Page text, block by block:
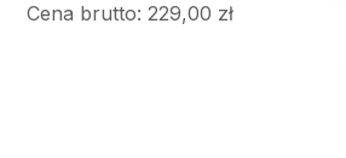
Cena brutto: 229,00 zł